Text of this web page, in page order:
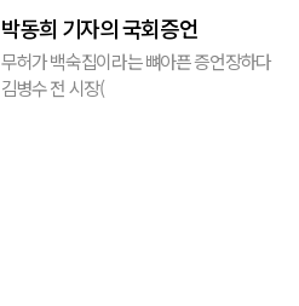
이 하...
박동희 기자의 국회증언
무허가 백숙집이라는 뼈아픈 증언장하다
김병수 전 시장(